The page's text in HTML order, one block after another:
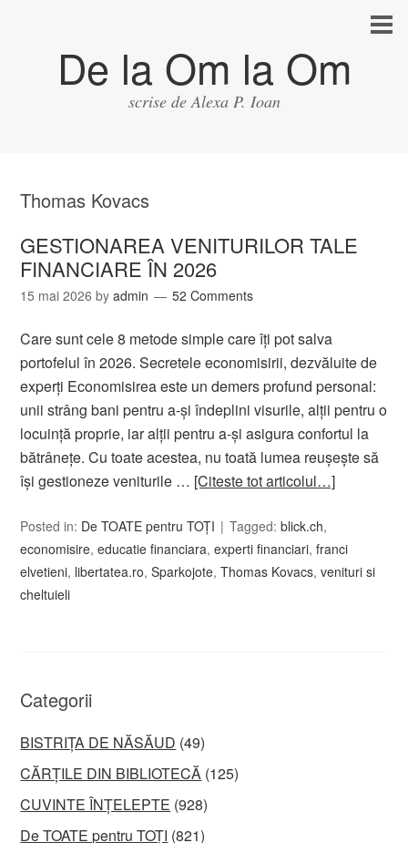
De la Om la Om
scrise de Alexa P. Ioan
Thomas Kovacs
GESTIONAREA VENITURILOR TALE
FINANCIARE ÎN 2026
15 mai 2026 byadmin 52 Comments
Care sunt cele 8 metode simple care îți pot salva
portofelul în 2026. Secretele economisirii, dezvăluite de
experți Economisirea este un demers profund personal:
unii strâng bani pentru a-și îndeplini visurile, alții pentru o
locuință proprie, iar alții pentru a-și asigura confortul la
bătrânețe. Cu toate acestea, nu toată lumea reușește să
își gestioneze veniturile … [Citeste tot articolul…]
Posted in: De TOATE pentru TOȚI Tagged:blick.ch,
economisire,educatie financiara,experti financiari,franci
elvetieni, libertatea.ro,Sparkojote,Thomas Kovacs,venituri si
cheltuieli
Categorii
BISTRIȚA DE NĂSĂUD (49)
CĂRȚILE DIN BIBLIOTECĂ (125)
CUVINTE ÎNȚELEPTE (928)
De TOATE pentru TOȚI (821)